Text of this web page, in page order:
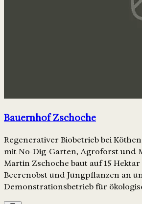
Bauernhof Zschoche
Regenerativer Biobetrieb bei
mit No-Dig-Garten, Agroforst und
Martin Zschoche baut auf 15 Hektar
Beerenobst und Jungpflanzen an
Demonstrationsbetrieb für